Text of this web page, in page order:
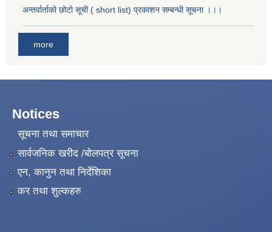
अन्तर्वार्ताको छोटो सूची ( short list) प्रकाशन सम्बन्धी सूचना ।।।
more
Notices
सूचना तथा समाचार
सार्वजनिक खरीद /बोलपत्र सूचना
एन, कानुन तथा निर्देशिका
कर तथा शुल्कहरु